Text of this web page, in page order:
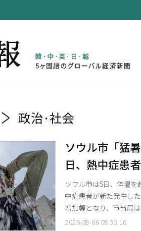
政治·社会
ソウル市「猛
日、熱中症患
ソウル市は5日、体温
中症患者が新た発生し
増加幅となり、市当局
燥を受け、消防庁も同
2026-08-06 09:33:16